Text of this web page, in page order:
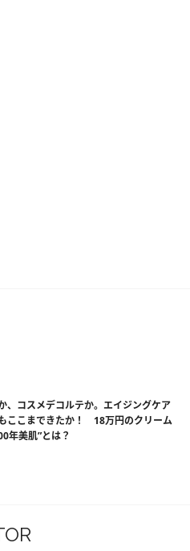
、コスメデコルテか。エイジングケア
ここまできたか！ 18万円のクリーム
年美肌”とは？